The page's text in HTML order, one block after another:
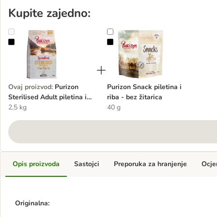
Kupite zajedno:
Purizon Sterilised Adult piletina i riba - bez žitarica
Ovaj proizvod: Purizon
Sterilised Adult piletina i
riba - bez žitarica
2,5 kg
Purizon Snack piletina i riba - bez
Purizon Snack piletina i
riba - bez žitarica
40 g
Opis proizvoda
Originalna:
Sastojci Preporuka za hranjenje